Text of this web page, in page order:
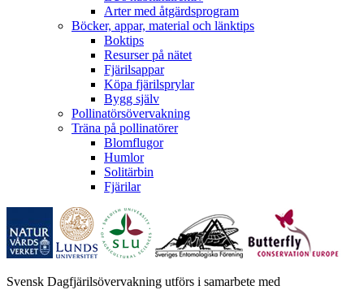
Arter med åtgärdsprogram
Böcker, appar, material och länktips
Boktips
Resurser på nätet
Fjärilsappar
Köpa fjärilsprylar
Bygg själv
Pollinatörsövervakning
Träna på pollinatörer
Blomflugor
Humlor
Solitärbin
Fjärilar
Svensk Dagfjärilsövervakning utförs i samarbete med